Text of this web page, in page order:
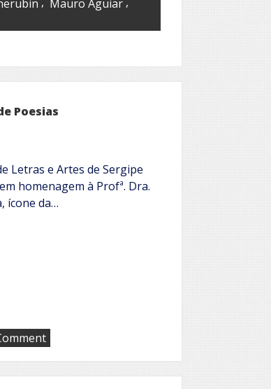
Mauro Aguiar
Poesias
Letras e Artes de Sergipe
homenagem à Profª. Dra.
ícone da…
on
AFLAS
divulga
classificados